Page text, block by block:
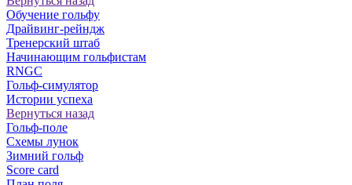
Обучение гольфу
Драйвинг-рейндж
Тренерский штаб
Начинающим гольфистам
RNGC
Гольф-симулятор
Истории успеха
Вернуться назад
Гольф-поле
Схемы лунок
Зимний гольф
Score card